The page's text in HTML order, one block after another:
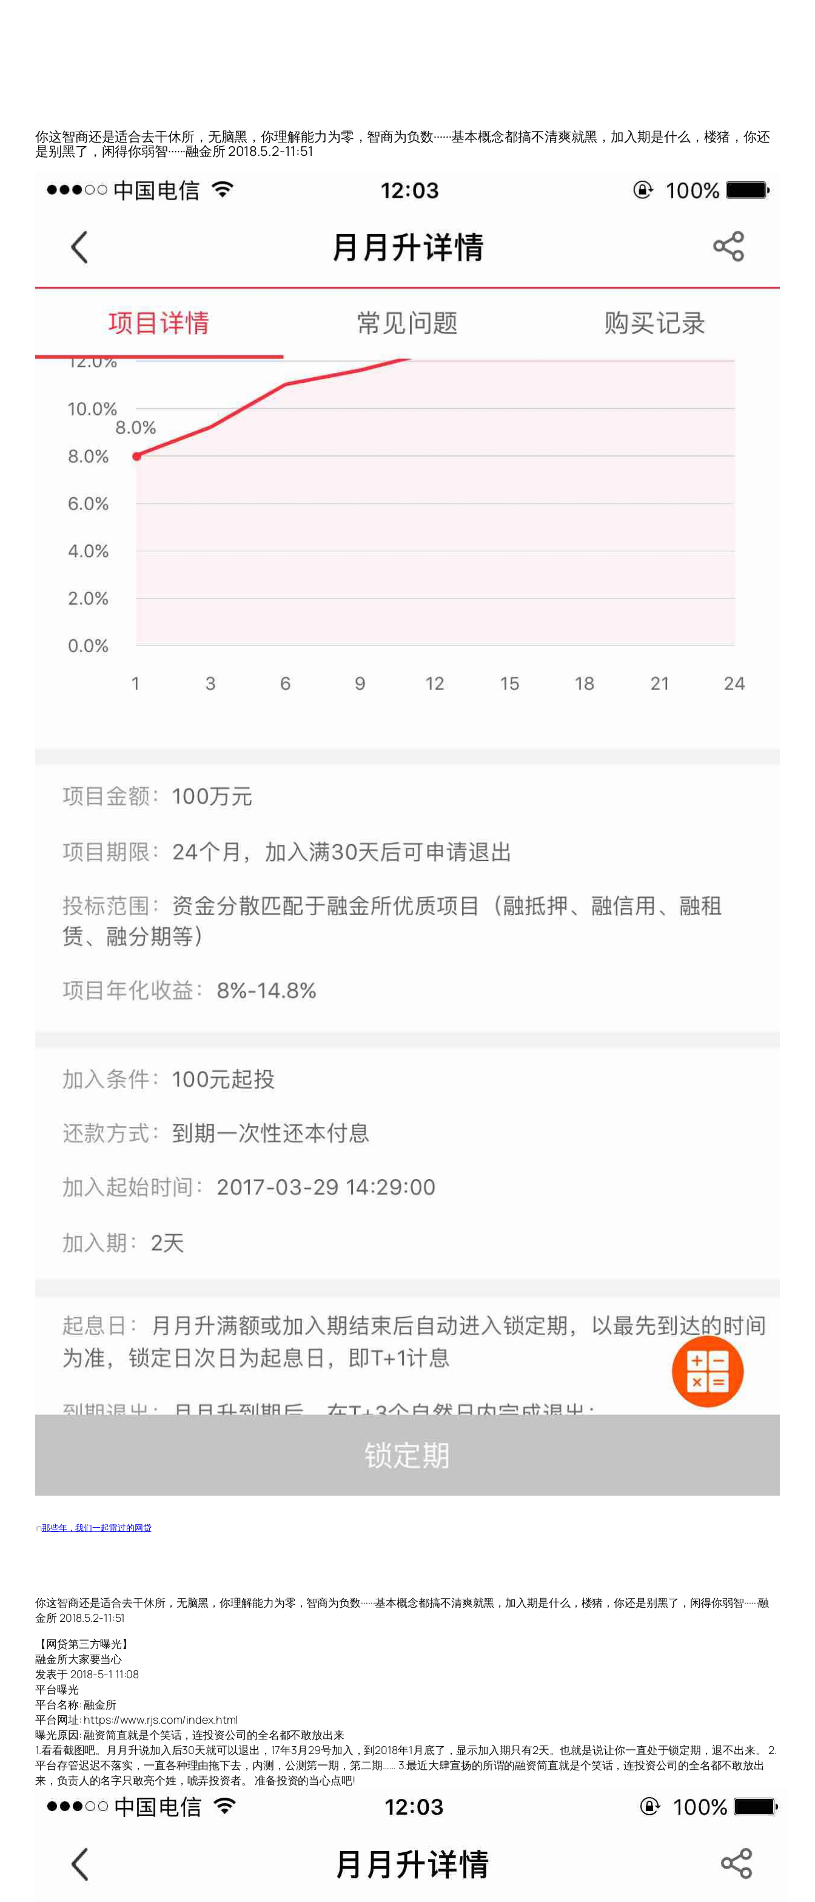
你这智商还是适合去干休所，无脑黑，你理解能力为零，智商为负数······基本概念都搞不清爽就黑，加入期是什么，楼猪，你还
是别黑了，闲得你弱智······融金所 2018.5.2-11:51
in那些年，我们一起雷过的网贷
你这智商还是适合去干休所，无脑黑，你理解能力为零，智商为负数······基本概念都搞不清爽就黑，加入期是什么，楼猪，你还是别黑了，闲得你弱智······融
金所 2018.5.2-11:51
【网贷第三方曝光】
融金所大家要当心
发表于 2018-5-1 11:08
平台曝光
平台名称: 融金所
平台网址: https://www.rjs.com/index.html
曝光原因: 融资简直就是个笑话，连投资公司的全名都不敢放出来
1.看看截图吧。月月升说加入后30天就可以退出，17年3月29号加入，到2018年1月底了，显示加入期只有2天。也就是说让你一直处于锁定期，退不出来。 2.
平台存管迟迟不落实，一直各种理由拖下去，内测，公测第一期，第二期…… 3.最近大肆宣扬的所谓的融资简直就是个笑话，连投资公司的全名都不敢放出
来，负责人的名字只敢亮个姓，唬弄投资者。 准备投资的当心点吧!